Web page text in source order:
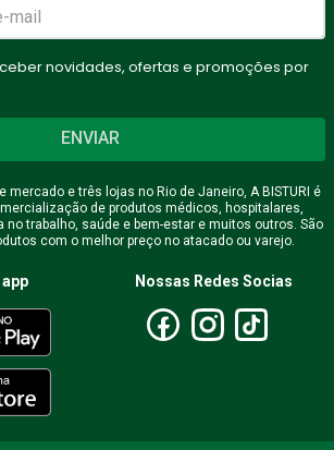
novidades, ofertas e promoções por
ENVIAR
mercado e três lojas no Rio de Janeiro, A BISTURI é
de produtos médicos, hospitalares,
no trabalho, saúde e bem-estar e muitos outros. São
com o melhor preço no atacado ou varejo.
Nossas Redes Socias